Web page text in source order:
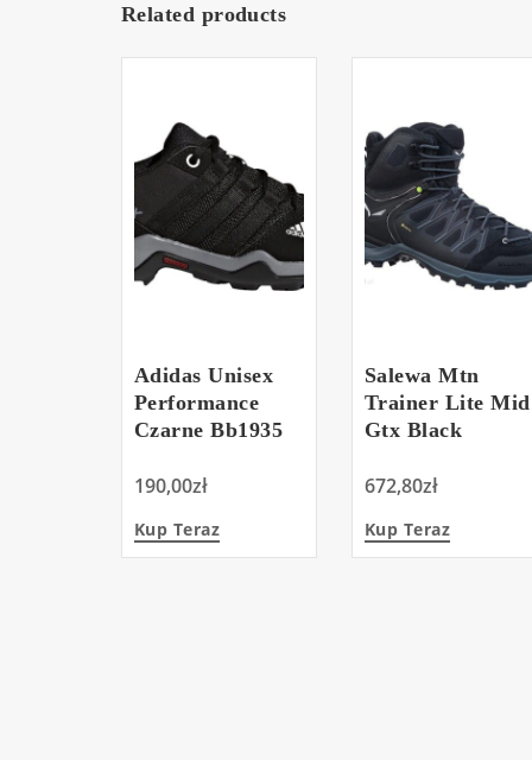
Related products
Adidas Unisex
Performance
Czarne Bb1935
190,00zł
Kup Teraz
Salewa Mtn
Trainer Lite Mid
Gtx Black
672,80zł
Kup Teraz